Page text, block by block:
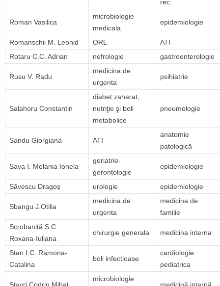
rec.
Roman Vasilica
microbiologie
medicala
epidemiologie
Romanschii M. Leonid ORL
ATI
Rotaru C.C. Adrian
nefrologie gastroenterologie
Rusu V. Radu
medicina de
urgenta
psihiatrie
Salahoru Constantin
diabet zaharat,
nutriţie şi boli
metabolice
pneumologie
Sandu Giorgiana ATI
anatomie
patologică
Sava I. Melania Ionela
geriatrie-
gerontologie
epidemiologie
Săvescu Dragoș urologie epidemiologie
Sbangu J.Otilia
medicina de
urgenta
medicina de
familie
Scrobaniță S.C.
Roxana-Iuliana
chirurgie generala medicina interna
Stan I.C. Ramona-
Catalina
boli infectioase
cardiologie
pediatrica
microbiologie